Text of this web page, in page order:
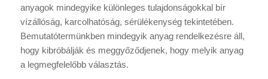
anyagok mindegyike különleges tulajdonságokkal bír
vízállóság, karcolhatóság, sérülékenység tekintetében.
Bemutatótermünkben mindegyik anyag rendelkezésre áll,
hogy kibróbálják és meggyőződjenek, hogy melyik anyag
a legmegfelelőbb választás.